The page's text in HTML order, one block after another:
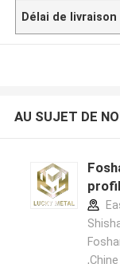
Délai de livraison
AU SUJET DE
,Chine